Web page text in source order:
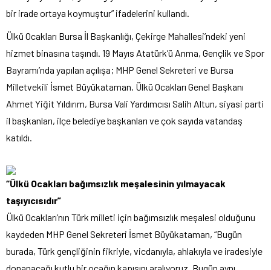
bir irade ortaya koymuştur” ifadelerini kullandı.
Ülkü Ocakları Bursa İl Başkanlığı, Çekirge Mahallesi’ndeki yeni
hizmet binasına taşındı. 19 Mayıs Atatürk’ü Anma, Gençlik ve Spor
Bayramı’nda yapılan açılışa; MHP Genel Sekreteri ve Bursa
Milletvekili İsmet Büyükataman, Ülkü Ocakları Genel Başkanı
Ahmet Yiğit Yıldırım, Bursa Vali Yardımcısı Salih Altun, siyasi parti
il başkanları, ilçe belediye başkanları ve çok sayıda vatandaş
katıldı.
“Ülkü Ocakları bağımsızlık meşalesinin yılmayacak
taşıyıcısıdır”
Ülkü Ocakları’nın Türk milleti için bağımsızlık meşalesi olduğunu
kaydeden MHP Genel Sekreteri İsmet Büyükataman, “Bugün
burada, Türk gençliğinin fikriyle, vicdanıyla, ahlakıyla ve iradesiyle